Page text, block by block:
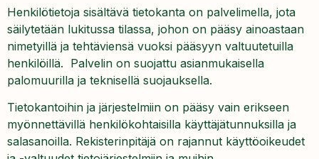
Henkilötietoja sisältävä tietokanta on palvelimella, jota
säilytetään lukitussa tilassa, johon on pääsy ainoastaan
nimetyillä ja tehtäviensä vuoksi pääsyyn valtuutetuilla
henkilöillä. Palvelin on suojattu asianmukaisella
palomuurilla ja teknisellä suojauksella.
Tietokantoihin ja järjestelmiin on pääsy vain erikseen
myönnettävillä henkilökohtaisilla käyttäjätunnuksilla ja
salasanoilla. Rekisterinpitäjä on rajannut käyttöoikeudet